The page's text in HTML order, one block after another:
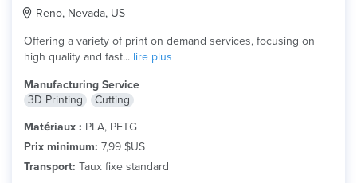
Reno, Nevada, US
Offering a variety of print on demand services, focusing on
high quality and fast... lire plus
Manufacturing Service
3D Printing
Cutting
Matériaux : PLA, PETG
Prix minimum: 7,99 $US
Transport: Taux fixe standard